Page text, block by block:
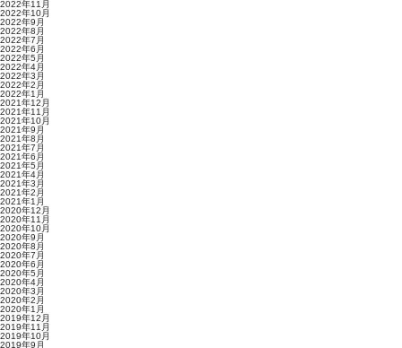
2022年11月
2022年10月
2022年9月
2022年8月
2022年7月
2022年6月
2022年5月
2022年4月
2022年3月
2022年2月
2022年1月
2021年12月
2021年11月
2021年10月
2021年9月
2021年8月
2021年7月
2021年6月
2021年5月
2021年4月
2021年3月
2021年2月
2021年1月
2020年12月
2020年11月
2020年10月
2020年9月
2020年8月
2020年7月
2020年6月
2020年5月
2020年4月
2020年3月
2020年2月
2020年1月
2019年12月
2019年11月
2019年10月
2019年9月